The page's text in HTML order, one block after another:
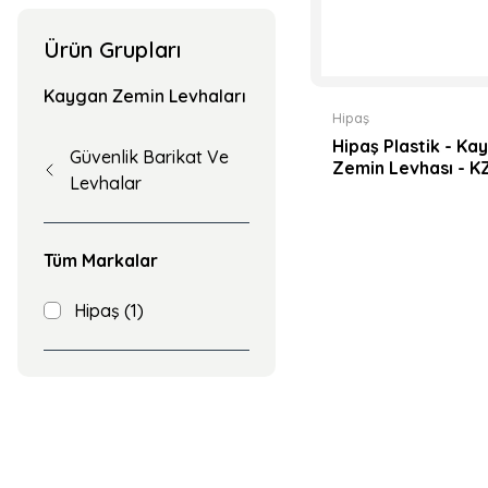
Ürün Grupları
Kaygan Zemin Levhaları
Güvenlik Barikat Ve
Levhalar
Tüm Markalar
Hipaş (1)
Hipaş
Hipaş Plastik -
Zemin Levhası -